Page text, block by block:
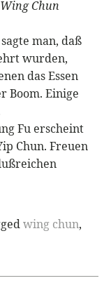
Chun
man, daß
wurden,
das Essen
Boom. Einige
Fu erscheint
Chun. Freuen
wing chun,